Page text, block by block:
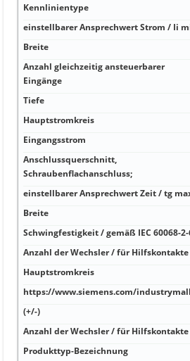
Kennlinientype
einstellbarer Ansprechwert Strom / Ii
Breite
Anzahl gleichzeitig ansteuerbarer
Eingänge
Tiefe
Hauptstromkreis
Eingangsstrom
Anschlussquerschnitt,
Schraubenflachanschluss;
einstellbarer Ansprechwert Zeit / tg
Breite
Schwingfestigkeit / gemäß IEC 60068-
Anzahl der Wechsler / für Hilfskontakte
Hauptstromkreis
https://www.siemens.com/industrymall
(+/-)
Anzahl der Wechsler / für Hilfskontakte
Produkttyp-Bezeichnung